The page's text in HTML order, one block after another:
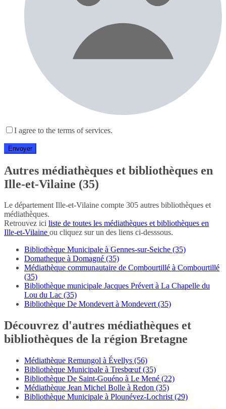
I agree to the terms of services.
Autres médiathèques et bibliothèques en
Ille-et-Vilaine (35)
Le département Ille-et-Vilaine compte 305 autres bibliothèques et
médiathèques.
Retrouvez ici liste de toutes les médiathèques et bibliothèques en
Ille-et-Vilaine ou cliquez sur un des liens ci-desssous.
Bibliothèque Municipale à Gennes-sur-Seiche (35)
Domatheque à Domagné (35)
Médiathèque communautaire de Combourtillé à Combourtillé
(35)
Bibliothèque municipale Jacques Prévert à La Chapelle du
Lou du Lac (35)
Bibliothèque De Mondevert à Mondevert (35)
Découvrez d'autres médiathèques et
bibliothèques de la région Bretagne
Médiathèque Remungol à Évellys (56)
Bibliothèque Municipale à Tresbœuf (35)
Bibliothèque De Saint-Gouéno à Le Mené (22)
Médiathèque Jean Michel Bolle à Redon (35)
Bibliothèque Municipale à Plounévez-Lochrist (29)